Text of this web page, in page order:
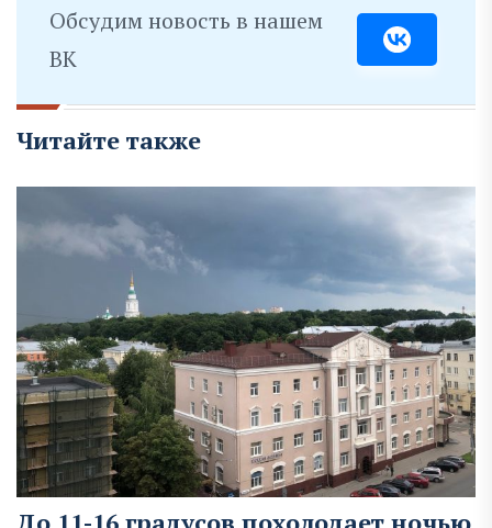
Обсудим новость в нашем
ВК
Читайте также